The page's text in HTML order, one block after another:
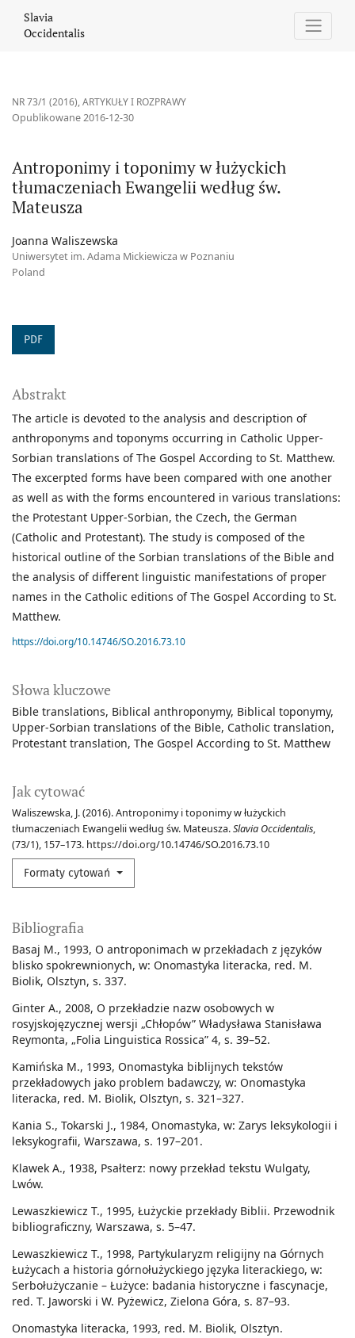
Slavia
Occidentalis
NR 73/1 (2016),ARTYKUŁY I ROZPRAWY
Antroponimy i toponimy w łużyckich
tłumaczeniach Ewangelii według św.
Mateusza
Opublikowane 2016-12-30
Joanna Waliszewska
Uniwersytet im. Adama Mickiewicza w Poznaniu
Poland
PDF
Słowa kluczowe
Bible translations Biblical anthroponymy Biblical toponymy
Upper-Sorbian translations of the Bible Catholic translation
Protestant translation The Gospel According to St. Matthew
Jak cytować
Waliszewska, J. (2016). Antroponimy i toponimy w łużyckich
tłumaczeniach Ewangelii według św. Mateusza.Slavia Occidentalis,
(73/1), 157–173. https://doi.org/10.14746/SO.2016.73.10
Formaty cytowań
Abstrakt
The article is devoted to the analysis and description of
anthroponyms and toponyms occurring in Catholic Upper-
Sorbian translations of The Gospel According to St. Matthew.
The excerpted forms have been compared with one another
as well as with the forms encountered in various translations:
the Protestant Upper-Sorbian, the Czech, the German
(Catholic and Protestant). The study is composed of the
historical outline of the Sorbian translations of the Bible and
the analysis of different linguistic manifestations of proper
names in the Catholic editions of The Gospel According to St.
Matthew.
https://doi.org/10.14746/SO.2016.73.10
Bibliografia
Basaj M., 1993, O antroponimach w przekładach z języków
blisko spokrewnionych, w: Onomastyka literacka, red. M.
Biolik, Olsztyn, s. 337.
Ginter A., 2008, O przekładzie nazw osobowych w
rosyjskojęzycznej wersji „Chłopów” Władysława Stanisława
Reymonta, „Folia Linguistica Rossica” 4, s. 39–52.
Kamińska M., 1993, Onomastyka biblijnych tekstów
przekładowych jako problem badawczy, w: Onomastyka
literacka, red. M. Biolik, Olsztyn, s. 321–327.
Kania S., Tokarski J., 1984, Onomastyka, w: Zarys leksykologii i
leksykografii, Warszawa, s. 197–201.
Klawek A., 1938, Psałterz: nowy przekład tekstu Wulgaty,
Lwów.
Lewaszkiewicz T., 1995, Łużyckie przekłady Biblii. Przewodnik
bibliograficzny, Warszawa, s. 5–47.
Lewaszkiewicz T., 1998, Partykularyzm religijny na Górnych
Łużycach a historia górnołużyckiego języka literackiego, w:
Serbołużyczanie – Łużyce: badania historyczne i fascynacje,
red. T. Jaworski i W. Pyżewicz, Zielona Góra, s. 87–93.
Onomastyka literacka, 1993, red. M. Biolik, Olsztyn.